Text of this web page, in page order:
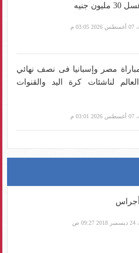
جنيه
م
مصر وإسبانيا فى نصف نهائي
لناشئات كرة اليد والقنوات
م
ص